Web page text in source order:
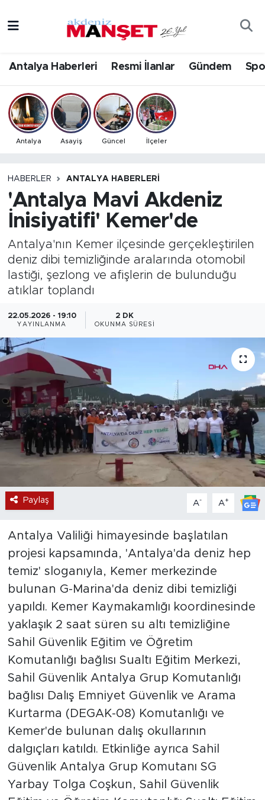
Antalya Haberleri Resmi İlanlar Gündem
Antalya Asayiş Güncel İlçeler
HABERLER ANTALYA HABERLERI
'Antalya Mavi Akdeniz
İnisiyatifi' Kemer'de
Antalya'nın Kemer ilçesinde gerçekleştirilen
deniz dibi temizliğinde aralarında otomobil
lastiği, şezlong ve afişlerin de bulunduğu
atıklar toplandı
22.05.2026 - 19:10
YAYINLANMA
2 DK
OKUNMA SÜRESI
Paylaş A- A+
Antalya Valiliği himayesinde başlatılan
projesi kapsamında, 'Antalya'da deniz hep
temiz' sloganıyla, Kemer merkezinde
bulunan G-Marina'da deniz dibi temizliği
yapıldı. Kemer Kaymakamlığı koordinesinde
yaklaşık 2 saat süren su altı temizliğine
Sahil Güvenlik Eğitim ve Öğretim
Komutanlığı bağlısı Sualtı Eğitim Merkezi,
Sahil Güvenlik Antalya Grup Komutanlığı
bağlısı Dalış Emniyet Güvenlik ve Arama
Kurtarma (DEGAK-08) Komutanlığı ve
Kemer'de bulunan dalış okullarının
dalgıçları katıldı. Etkinliğe ayrıca Sahil
Güvenlik Antalya Grup Komutanı SG
Yarbay Tolga Coşkun, Sahil Güvenlik
Bilim & Teknoloji
Eğitim
Ekonomi
Gündem
İlçeler
Kültür- Sanat
Magazin
Özel Haber
Politika
Resmi İlanlar
Sağlık
Spor
Antalya Hava Durumu
Antalya Namaz Vakitleri
Antalya Trafik Yoğunluk Haritası
Tüm Manşetler
Son Dakika Haberleri
Haber Arşivi